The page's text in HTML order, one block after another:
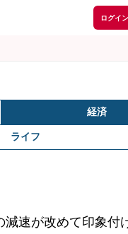
ログイン
経済
ライフ
速が改めて印象付